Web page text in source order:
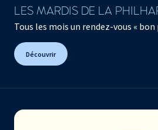
LES MARDIS DE LA
Tous les mois un rendez-vous « bon
Découvrir